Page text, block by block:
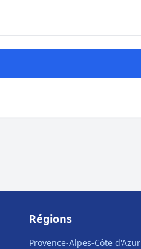
Régions
Provence-Alpes-Côte d'Azur